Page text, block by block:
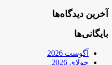
آخرین دیدگاه‌ها
بایگانی‌ها
آگوست 2026
جولای 2026